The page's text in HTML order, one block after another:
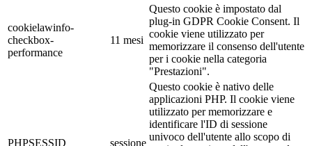
cookielawinfo-
checkbox-
performance
11 mesi
Questo cookie è impostato dal
plug-in GDPR Cookie Consent. Il
cookie viene utilizzato per
memorizzare il consenso dell'utente
per i cookie nella categoria
"Prestazioni".
PHPSESSID sessione
Questo cookie è nativo delle
applicazioni PHP. Il cookie viene
utilizzato per memorizzare e
identificare l'ID di sessione
univoco dell'utente allo scopo di